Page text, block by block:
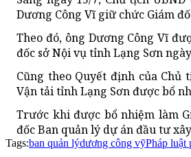
Dương Công Vĩ giữ chức Giám
Theo đó, ông Dương Công Vĩ
đốc sở Nội vụ tỉnh Lạng Sơn
Cũng theo Quyết định của Chủ
Vận tải tỉnh Lạng Sơn được bổ
Trước khi được bổ nhiệm làm
đốc Ban quản lý dự án đầu tư
Tags:ban quản lýdương công vỹPháp luật